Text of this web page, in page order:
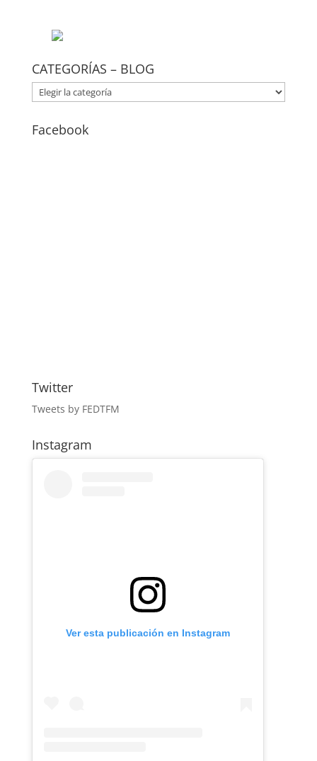
CATEGORÍAS – BLOG
CATEGORÍAS
–
Facebook
Twitter
Tweets by FEDTFM
Instagram
Ver esta publicación en Instagram